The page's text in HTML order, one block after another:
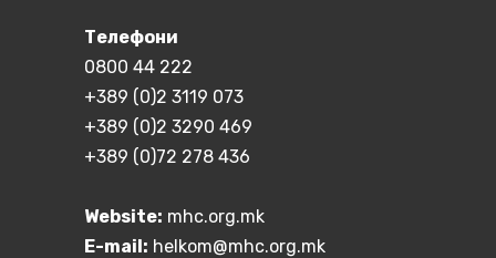
Телефони
0800 44 222
+389 (0)2 3119 073
+389 (0)2 3290 469
+389 (0)72 278 436
Website: mhc.org.mk
E-mail: helkom@mhc.org.mk